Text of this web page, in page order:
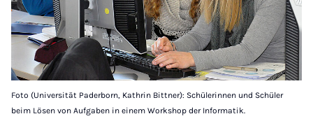
Foto (Universität Paderborn, Kathrin Bittner): Schülerinnen und Schüler
beim Lösen von Aufgaben in einem Workshop der Informatik.